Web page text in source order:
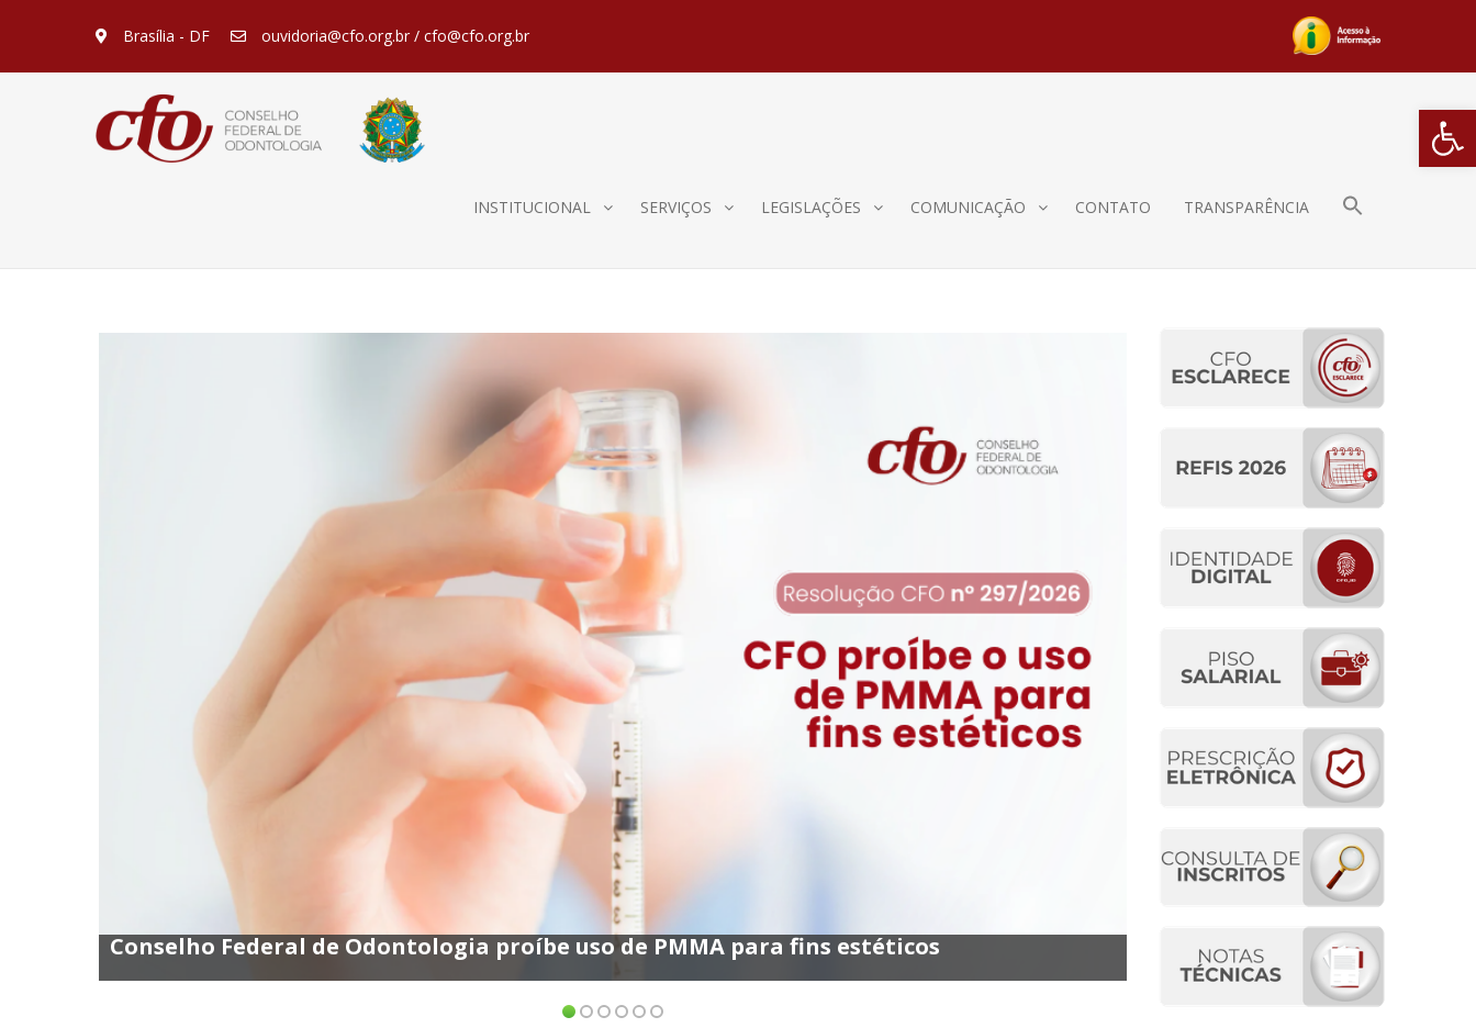
Barra de
Brasília - DF ouvidoria@cfo.org.br / cfo@cfo.org.br
INSTITUCIONAL SERVIÇOS LEGISLAÇÕES COMUNICAÇÃO CONTATO TRANSPARÊNCIA
Conselho Federal de Odontologia proíbe uso de PMMA para fins estéticos